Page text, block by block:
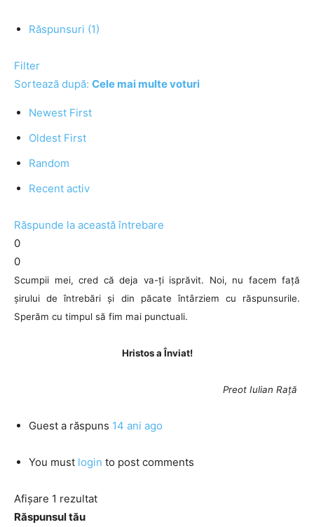
Răspunsuri (1)
Filter
Sortează după: Cele mai multe voturi
Newest First
Oldest First
Random
Recent activ
Răspunde la această întrebare
0
0
Scumpii mei, cred că deja va-ți isprăvit. Noi, nu facem față
șirului de întrebări și din păcate întârziem cu răspunsurile.
Sperăm cu timpul să fim mai punctuali.
Hristos a Înviat!
Preot Iulian Rață
Guest a răspuns 14 ani ago
You must login to post comments
Afișare 1 rezultat
Răspunsul tău